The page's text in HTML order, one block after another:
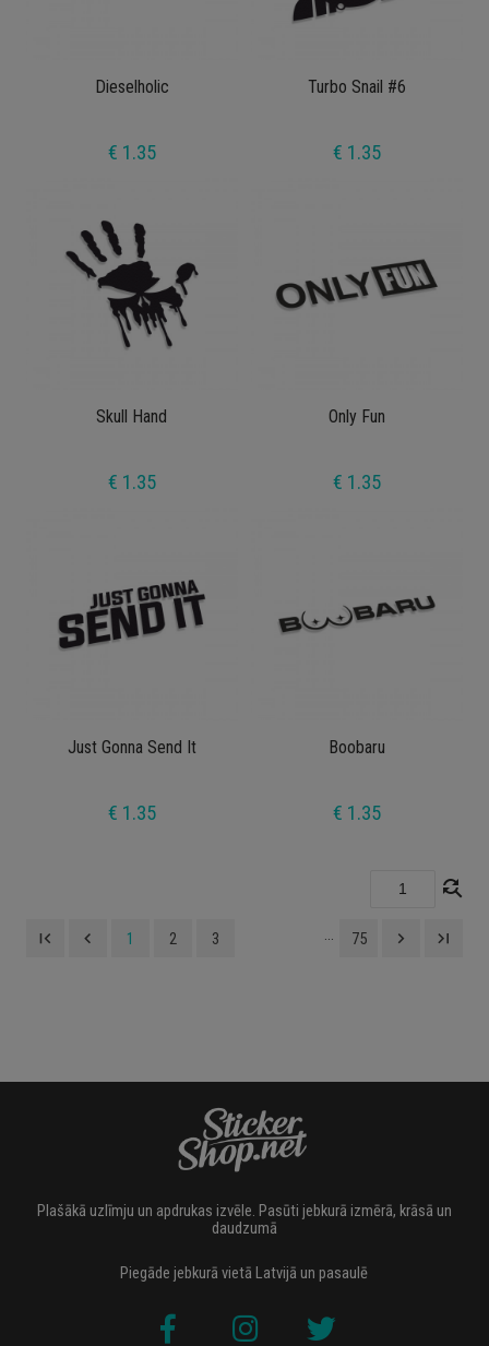
Dieselholic
€ 1.35
Turbo Snail #6
€ 1.35
Skull Hand
€ 1.35
Only Fun
€ 1.35
Just Gonna Send It
€ 1.35
Boobaru
€ 1.35
find_replace
first_page navigate_before 1 2 3 75 navigate_next last_page
Plašākā uzlīmju un apdrukas izvēle. Pasūti jebkurā izmērā, krāsā un
daudzumā
Piegāde jebkurā vietā Latvijā un pasaulē